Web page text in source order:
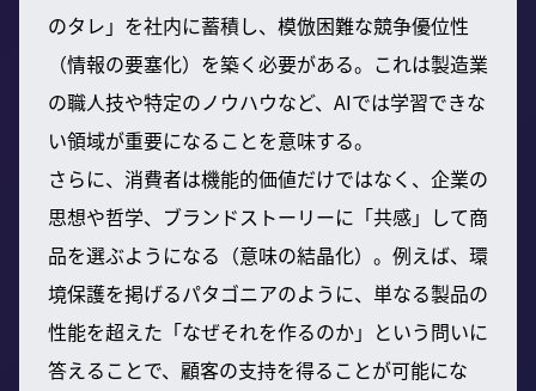
のタレ」を社内に蓄積し、模倣困難な競争優位性
（情報の要塞化）を築く必要がある。これは製造業
の職人技や特定のノウハウなど、AIでは学習できな
い領域が重要になることを意味する。
さらに、消費者は機能的価値だけではなく、企業の
思想や哲学、ブランドストーリーに「共感」して商
品を選ぶようになる（意味の結晶化）。例えば、環
境保護を掲げるパタゴニアのように、単なる製品の
性能を超えた「なぜそれを作るのか」という問いに
答えることで、顧客の支持を得ることが可能にな